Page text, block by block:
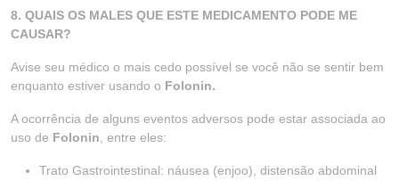
8. QUAIS OS MALES QUE ESTE MEDICAMENTO PODE ME
CAUSAR?
Avise seu médico o mais cedo possível se você não se sentir bem
enquanto estiver usando o Folonin.
A ocorrência de alguns eventos adversos pode estar associada ao
uso de Folonin , entre eles:
Trato Gastrointestinal: náusea (enjoo), distensão abdominal